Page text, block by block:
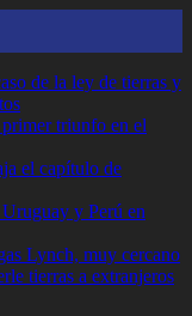
de la ley de tierras y
triunfo en el
el capítulo de
y Perú en
Lynch, muy cercano
tierras a extranjeros